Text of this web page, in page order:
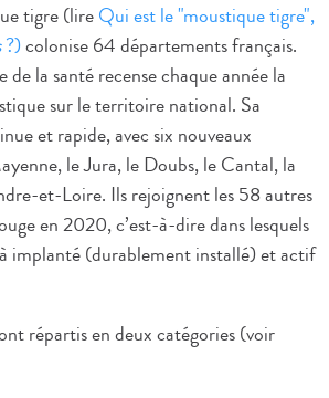
tigre (lireQui est le "moustique tigre",
?)colonise 64 départements français.
la santé recense chaque année la
sur le territoire national. Sa
et rapide, avec six nouveaux
le Jura, le Doubs, le Cantal, la
et-Loire. Ils rejoignent les 58 autres
en 2020, c’est-à-dire dans lesquels
implanté (durablement installé) et actif
répartis en deux catégories (voir